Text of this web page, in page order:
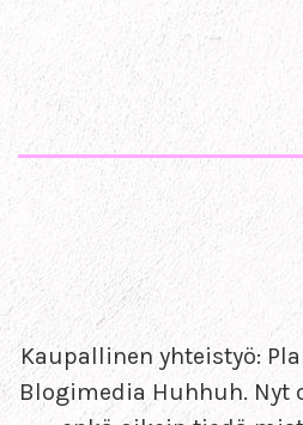
Kaupallinen yhteistyö:
Blogimedia Huhhuh. Nyt